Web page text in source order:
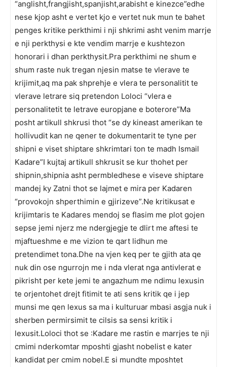
“anglisht,frangjisht,spanjisht,arabisht e kinezce”edhe
nese kjop asht e vertet kjo e vertet nuk mun te bahet
penges kritike perkthimi i nji shkrimi asht venim marrje
e nji perkthysi e kte vendim marrje e kushtezon
honorari i dhan perkthysit.Pra perkthimi ne shum e
shum raste nuk tregan njesin matse te vlerave te
krijimit,aq ma pak shprehje e vlera te personalitit te
vlerave letrare siq pretendon Loloci “vlera e
personalitetit te letrave europjane e boterore”Ma
posht artikull shkrusi thot “se dy kineast amerikan te
hollivudit kan ne qener te dokumentarit te tyne per
shipni e viset shiptare shkrimtari ton te madh Ismail
Kadare”I kujtaj artikull shkrusit se kur thohet per
shipnin,shipnia asht permbledhese e viseve shiptare
mandej ky Zatni thot se lajmet e mira per Kadaren
“provokojn shperthimin e gjirizeve”.Ne kritikusat e
krijimtaris te Kadares mendoj se flasim me plot gojen
sepse jemi njerz me ndergjegje te dlirt me aftesi te
mjaftueshme e me vizion te qart lidhun me
pretendimet tona.Dhe na vjen keq per te gjith ata qe
nuk din ose ngurrojn me i nda vlerat nga antivlerat e
pikrisht per kete jemi te angazhum me ndimu lexusin
te orjentohet drejt fitimit te ati sens kritik qe i jep
munsi me qen lexus sa ma i kulturuar mbasi asgja nuk i
sherben permirsimit te cilsis sa sensi kritik i
lexusit.Loloci thot se :Kadare me rastin e marrjes te nji
cmimi nderkomtar mposhti gjasht nobelist e kater
kandidat per cmim nobel.E si mundte mposhtet